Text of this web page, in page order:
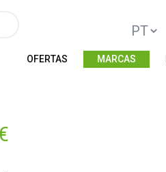
OFERTAS MARCAS